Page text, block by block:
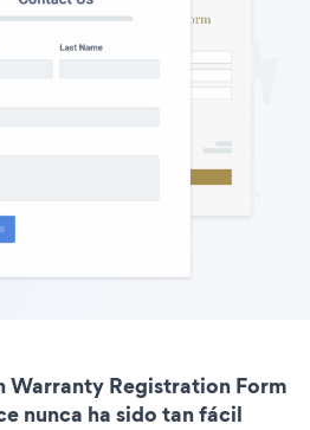
Warranty Registration Form
nunca ha sido tan fácil